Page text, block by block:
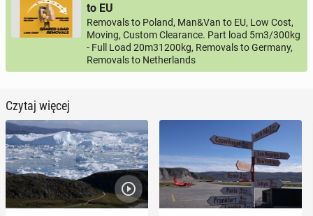
to EU
Removals to Poland, Man&Van to EU, Low Cost,
Moving, Custom Clearance. Part load 5m3/300kg
- Full Load 20m31200kg, Removals to Germany,
Removals to Netherlands
Czytaj więcej